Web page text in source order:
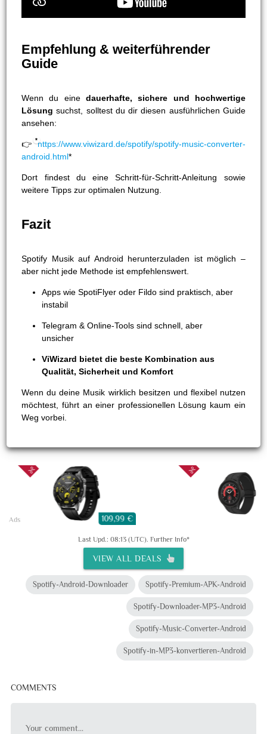
Empfehlung & weiterführender
Guide
Wenn du eine dauerhafte, sichere und hochwertige
Lösung suchst, solltest du dir diesen ausführlichen Guide
ansehen:
👉https://www.viwizard.de/spotify/spotify-music-converter-
android.html*
Dort findest du eine Schritt-für-Schritt-Anleitung sowie
weitere Tipps zur optimalen Nutzung.
Fazit
Spotify Musik auf Android herunterzuladen ist möglich –
aber nicht jede Methode ist empfehlenswert.
Apps wie SpotiFlyer oder Fildo sind praktisch, aber
instabil
Telegram & Online-Tools sind schnell, aber
unsicher
ViWizard bietet die beste Kombination aus
Qualität, Sicherheit und Komfort
Wenn du deine Musik wirklich besitzen und flexibel nutzen
möchtest, führt an einer professionellen Lösung kaum ein
Weg vorbei.
109,99 €
Ads
Last Upd.: 08:13 (UTC). Further Info*
VIEW ALL DEALS
Spotify-Android-Downloader Spotify-Premium-APK-Android
Spotify-Downloader-MP3-Android
Spotify-Music-Converter-Android
Spotify-in-MP3-konvertieren-Android
COMMENTS
Your comment...